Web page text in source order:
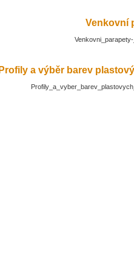
Venkovní
Profily a výběr barev